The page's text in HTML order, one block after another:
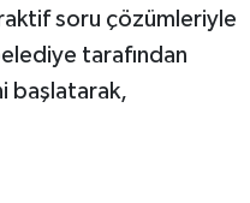
soru çözümleriyle
tarafından
başlatarak,